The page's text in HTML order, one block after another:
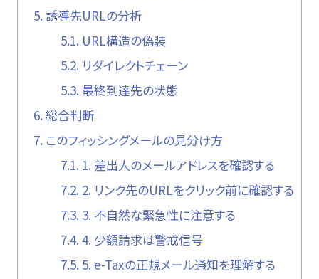
5. 誘導先URLの分析
5.1. URL構造の偽装
5.2. リダイレクトチェーン
5.3. 最終到達先の状態
6. 総合判断
7. このフィッシングメールの見分け方
7.1. 1. 差出人のメールアドレスを確認する
7.2. 2. リンク先のURLをクリック前に確認する
7.3. 3. 不自然な緊急性に注意する
7.4. 4. 少額請求は警戒信号
7.5. 5. e-Taxの正規メール通知を理解する